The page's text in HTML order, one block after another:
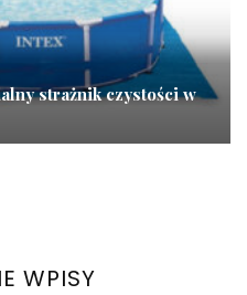
strażnik czystości w
WPISY